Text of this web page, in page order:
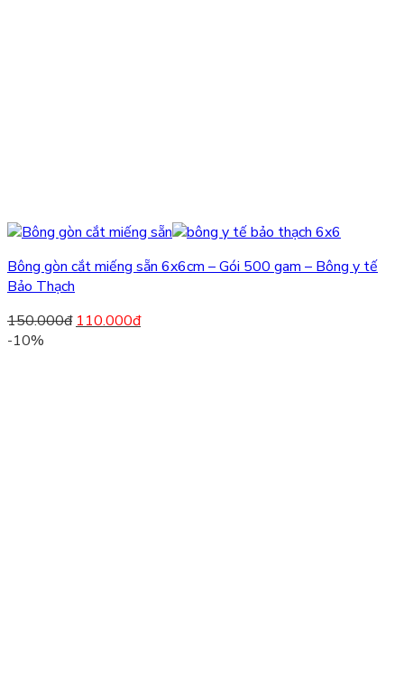
Bông gòn cắt miếng sẵn 6x6cm – Gói 500 gam – Bông y tế
Bảo Thạch
150.000đ 110.000đ
-10%